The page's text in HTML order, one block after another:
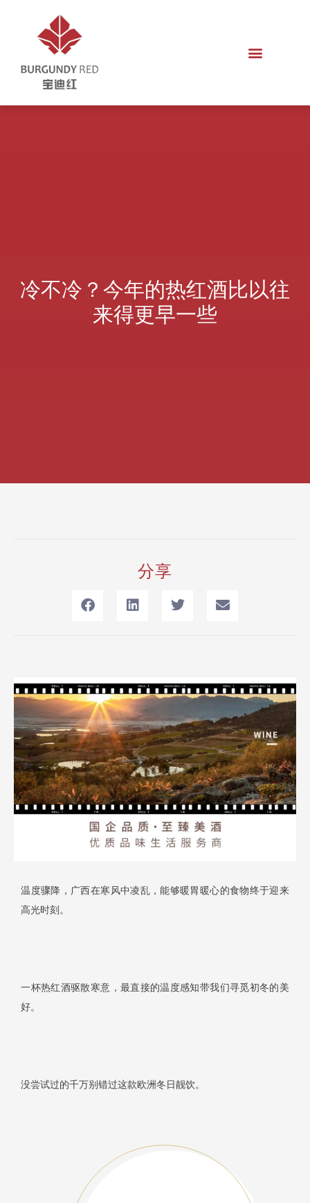
冷不冷？今年的热红酒比以往
来得更早一些
分享
温度骤降，广西在寒风中凌乱，能够暖胃暖心的食物终于迎来
高光时刻。
一杯热红酒驱散寒意，最直接的温度感知带我们寻觅初冬的美
好。
没尝试过的千万别错过这款欧洲冬日靓饮。